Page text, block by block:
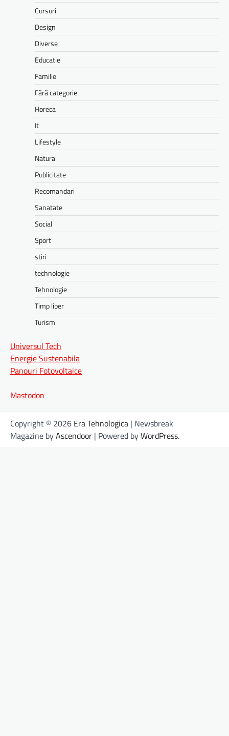
Cursuri
Design
Diverse
Educatie
Familie
Fără categorie
Horeca
It
Lifestyle
Natura
Publicitate
Recomandari
Sanatate
Social
Sport
stiri
technologie
Tehnologie
Timp liber
Turism
Universul Tech
Energie Sustenabila
Panouri Fotovoltaice
Mastodon
Copyright © 2026 Era Tehnologica | Newsbreak
Magazine byAscendoor | Powered byWordPress.